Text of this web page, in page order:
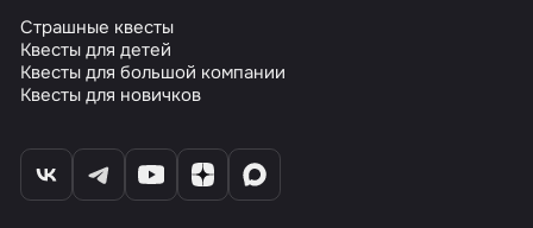
Страшные квесты
Квесты для детей
Квесты для большой компании
Квесты для новичков